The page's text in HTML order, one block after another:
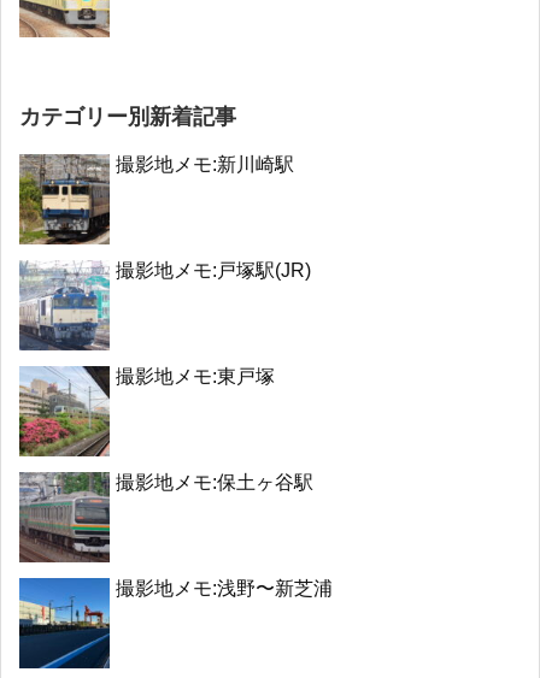
カテゴリー別新着記事
撮影地メモ:新川崎駅
撮影地メモ:戸塚駅(JR)
撮影地メモ:東戸塚
撮影地メモ:保土ヶ谷駅
撮影地メモ:浅野〜新芝浦